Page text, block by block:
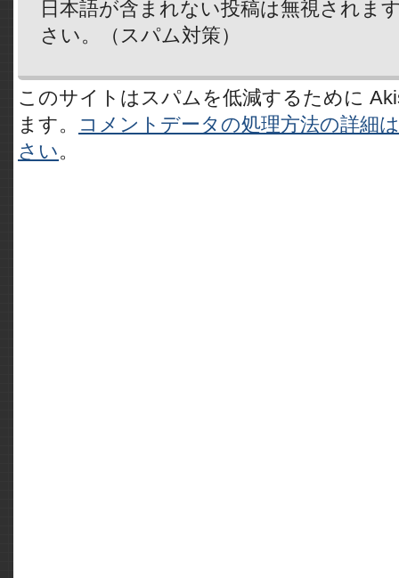
日本語が含まれない投稿は無視されま
さい。（スパム対策）
このサイトはスパムを低減するために
ます。
コメントデータの処理方法の詳細
さい。